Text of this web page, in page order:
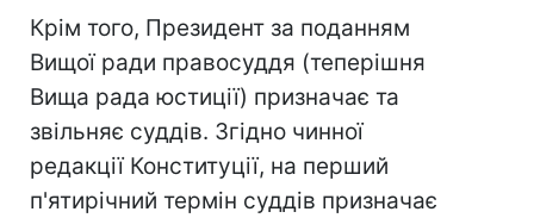
Крім того, Президент за поданням
Вищої ради правосуддя (теперішня
Вища рада юстиції) призначає та
звільняє суддів. Згідно чинної
редакції Конституції, на перший
п'ятирічний термін суддів призначає